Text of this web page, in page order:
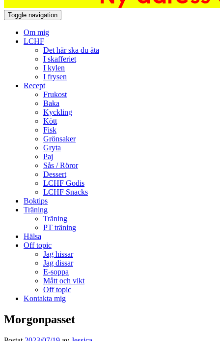
Toggle navigation
Om mig
LCHF
Det här ska du äta
I skafferiet
I kylen
I frysen
Recept
Frukost
Baka
Kyckling
Kött
Fisk
Grönsaker
Gryta
Paj
Sås / Röror
Dessert
LCHF Godis
LCHF Snacks
Boktips
Träning
Träning
PT träning
Hälsa
Off topic
Jag hissar
Jag dissar
E-soppa
Mått och vikt
Off topic
Kontakta mig
Morgonpasset